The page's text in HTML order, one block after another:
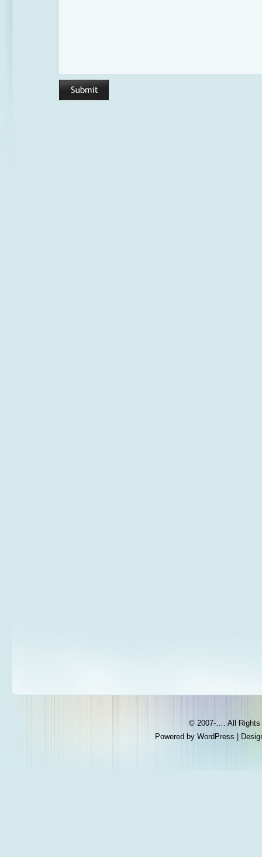
© 2007-…. All
Powered by WordPress |